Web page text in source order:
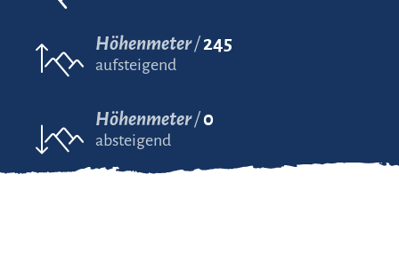
Höhenmeter 245
aufsteigend
Höhenmeter 0
absteigend